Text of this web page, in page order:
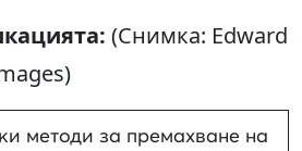
(Снимка: Edward
методи за премахване на